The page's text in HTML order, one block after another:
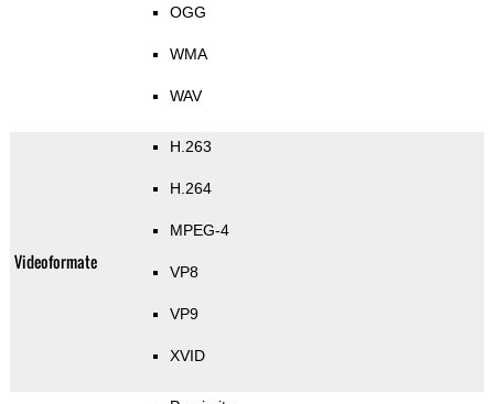
OGG
WMA
WAV
Videoformate
H.263
H.264
MPEG-4
VP8
VP9
XVID